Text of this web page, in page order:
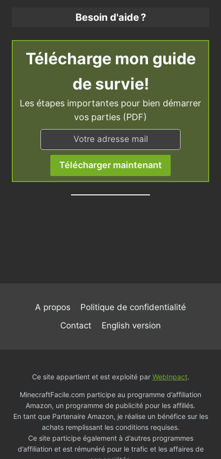
Besoin d'aide ?
Télécharge mon guide
de survie!
Les étapes importantes pour bien démarrer
vos parties (PDF)
Télécharger maintenant
A propos
Politique de confidentialité
Contact
English version
Ce site appartient et est exploité par WebInpact.
MinecraftFacile.com participe au programme d’affiliation
Amazon, un programme de publicité pour les affiliés.
En tant que Partenaire Amazon, je réalise un bénéfice sur les
achats remplissant les conditions requises.
Ce site participe également à d’autres programmes
d’affiliation et est rémunéré pour le trafic et les affaires de